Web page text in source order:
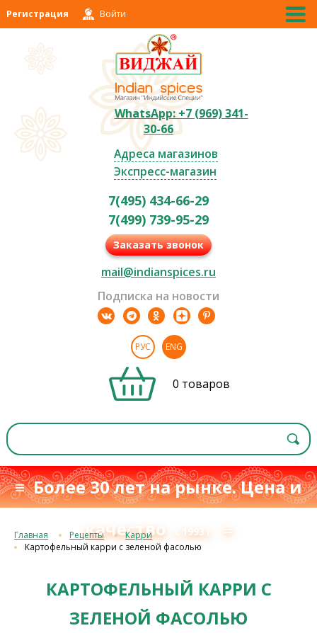
Регистрация Войти
WhatsApp: +7 (969) 341-
30-66
Адреса магазинов
Экспресс-магазин
7(495) 434-66-29
7(499) 739-95-29
Заказать звонок
mail@indianspices.ru
Подписка на новости
РУС ENG
0 товаров
≡ Более 30 лет на рынке. Цена и
качество
с 1993 г. ≡
Главная Рецепты
Карри
Картофельный карри с зеленой фасолью
КАРТОФЕЛЬНЫЙ КАРРИ С
ЗЕЛЕНОЙ ФАСОЛЬЮ